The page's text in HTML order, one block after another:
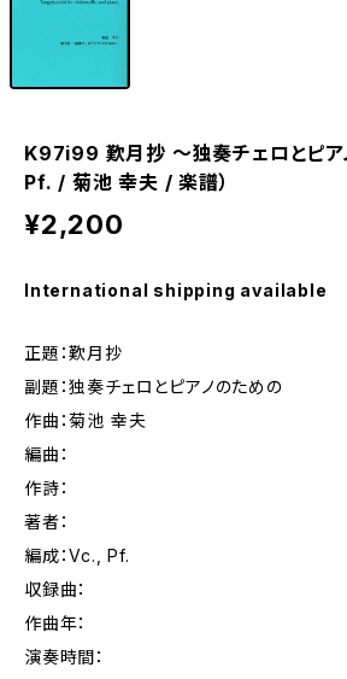
K97i99 歎月抄 ～独奏チェロとピア
Pf. / 菊池 幸夫 / 楽譜）
¥2,200
International shipping available
正題：歎月抄
副題：独奏チェロとピアノのための
作曲：菊池 幸夫
編曲：
作詩：
著者：
編成：Vc., Pf.
収録曲：
作曲年：
演奏時間：